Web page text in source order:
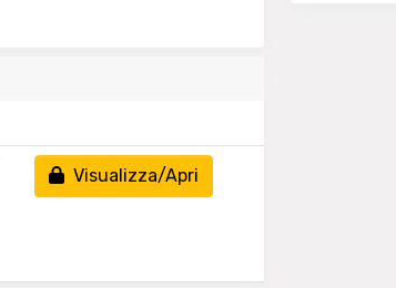
Visualizza/Apri